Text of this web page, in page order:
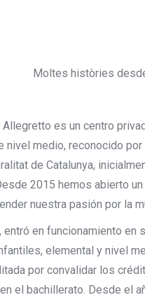
Moltes històries
es un centro
nivel medio, reconocido
de Catalunya,
2015 hemos abierto
nuestra pasión por la
entró en funcionamiento en
elemental y nivel
por convalidar los
el bachillerato. Desde el